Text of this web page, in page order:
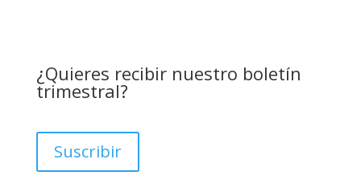
¿Quieres recibir nuestro boletín
trimestral?
Suscribir